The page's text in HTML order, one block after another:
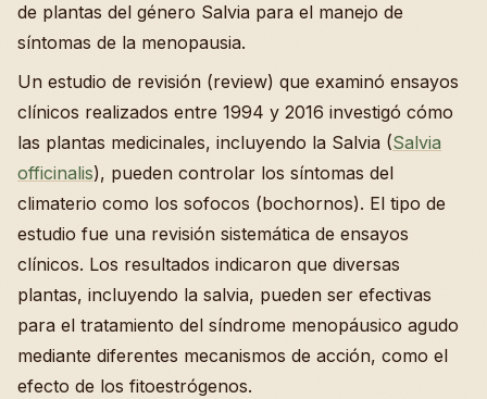
de plantas del género Salvia para el manejo de
síntomas de la menopausia.
Un estudio de revisión (review) que examinó ensayos
clínicos realizados entre 1994 y 2016 investigó cómo
las plantas medicinales, incluyendo la Salvia (Salvia
officinalis), pueden controlar los síntomas del
climaterio como los sofocos (bochornos). El tipo de
estudio fue una revisión sistemática de ensayos
clínicos. Los resultados indicaron que diversas
plantas, incluyendo la salvia, pueden ser efectivas
para el tratamiento del síndrome menopáusico agudo
mediante diferentes mecanismos de acción, como el
efecto de los fitoestrógenos.